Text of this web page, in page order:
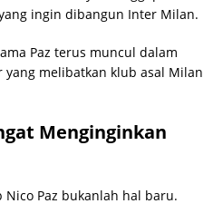
ingin dibangun Inter Milan.
Paz terus muncul dalam
melibatkan klub asal Milan
Menginginkan
Paz bukanlah hal baru.